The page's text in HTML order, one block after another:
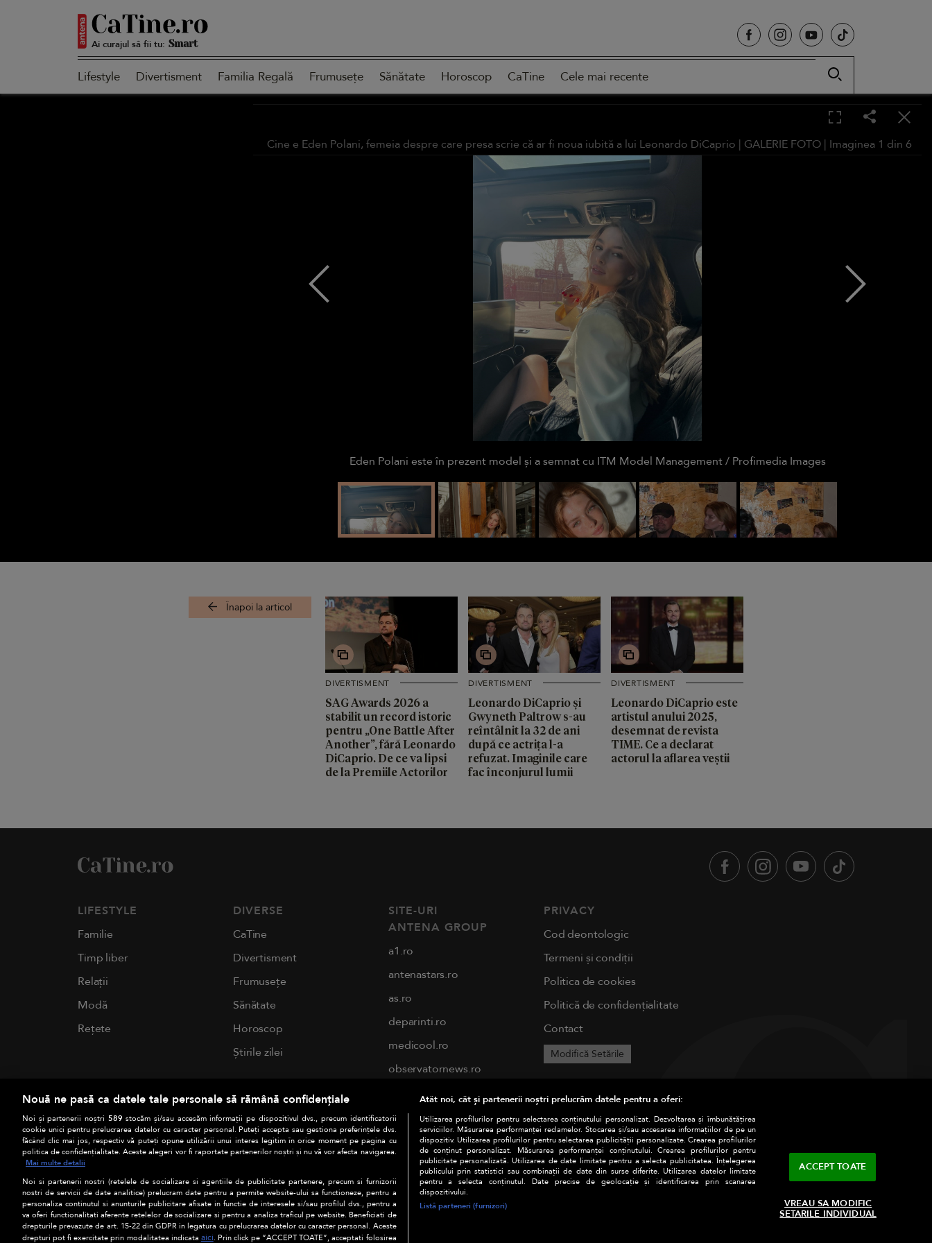
Ai curajul să fii tu: Smart
Lifestyle Divertisment Familia Regală Frumusețe Sănătate Horoscop CaTine Cele mai recente
Cine e Eden Polani, femeia despre care presa scrie că ar fi noua iubită a lui Leonardo DiCaprio | GALERIE FOTO | Imaginea 1 din 6
Eden Polani este în prezent model și a semnat cu ITM Model Management / Profimedia Images
Înapoi la articol
DIVERTISMENT
SAG Awards 2026 a
stabilit un record istoric
pentru „One Battle After
Another”, fără Leonardo
DiCaprio. De ce va lipsi
de la Premiile Actorilor
DIVERTISMENT
Leonardo DiCaprio și
Gwyneth Paltrow s-au
reîntâlnit la 32 de ani
după ce actrița l-a
refuzat. Imaginile care
fac înconjurul lumii
DIVERTISMENT
Leonardo DiCaprio este
artistul anului 2025,
desemnat de revista
TIME. Ce a declarat
actorul la aflarea veștii
LIFESTYLE
Familie
Timp liber
Relații
Modă
Rețete
DIVERSE
CaTine
Divertisment
Frumusețe
Sănătate
Horoscop
Știrile zilei
SITE-URI
ANTENA GROUP
a1.ro
antenastars.ro
as.ro
deparinti.ro
medicool.ro
observatornews.ro
spynews.ro
tvhappy.ro
useit.ro
chefi.ro
zutv.ro
Trends AntenaPLAY
AntenaPLAY
PRIVACY
Cod deontologic
Termeni și condiții
Politica de cookies
Politică de confidențialitate
Contact
Modifică Setările
Nouă ne pasă ca datele tale personale să rămână confidențiale
Noi și partenerii noștri 589 stocăm și/sau accesăm informații pe dispozitivul dvs., precum identificatorii
cookie unici pentru prelucrarea datelor cu caracter personal. Puteți accepta sau gestiona preferințele dvs.
făcând clic mai jos, respectiv vă puteți opune utilizării unui interes legitim în orice moment pe pagina cu
politica de confidențialitate. Aceste alegeri vor fi raportate partenerilor noștri și nu vă vor afecta navigarea.
Mai multe detalii
Noi si partenerii nostri (retelele de socializare si agentiile de publicitate partenere, precum si furnizorii
nostri de servicii de date analitice) prelucram date pentru a permite website-ului sa functioneze, pentru a
personaliza continutul si anunturile publicitare afisate in functie de interesele si/sau profilul dvs., pentru a
va oferi functionalitati aferente retelelor de socializare si pentru a analiza traficul pe website. Beneficiati de
drepturile prevazute de art. 15-22 din GDPR in legatura cu prelucrarea datelor cu caracter personal. Aceste
drepturi pot fi exercitate prin modalitatea indicata aici. Prin click pe “ACCEPT TOATE”, acceptati folosirea
Atât noi, cât și partenerii noștri prelucrăm datele pentru a oferi:
Utilizarea profilurilor pentru selectarea conținutului personalizat. Dezvoltarea și îmbunătățirea
serviciilor. Măsurarea performanței reclamelor. Stocarea și/sau accesarea informațiilor de pe un
dispozitiv. Utilizarea profilurilor pentru selectarea publicității personalizate. Crearea profilurilor
de conținut personalizat. Măsurarea performanței conținutului. Crearea profilurilor pentru
publicitate personalizată. Utilizarea de date limitate pentru a selecta publicitatea. Înțelegerea
publicului prin statistici sau combinații de date din surse diferite. Utilizarea datelor limitate
pentru a selecta conținutul. Date precise de geolocație și identificarea prin scanarea
dispozitivului.
Listă parteneri (furnizori)
ACCEPT TOATE
VREAU SA MODIFIC
SETARILE INDIVIDUAL